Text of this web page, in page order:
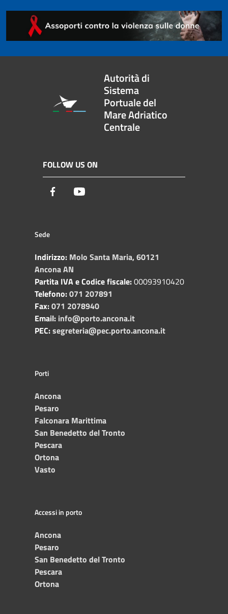
Autorità di
Sistema
Portuale del
Mare Adriatico
Centrale
FOLLOW US ON
Facebook
Sede
Indirizzo: Molo Santa Maria, 60121
Ancona AN
Partita IVA e Codice fiscale:00093910420
Telefono:071 207891
Fax:071 2078940
Email: info@porto.ancona.it
PEC:segreteria@pec.porto.ancona.it
Porti
Ancona
Pesaro
Falconara Marittima
San Benedetto del Tronto
Pescara
Ortona
Vasto
Accessi in porto
Ancona
Pesaro
San Benedetto del Tronto
Pescara
Ortona